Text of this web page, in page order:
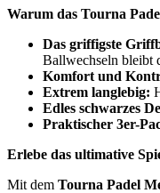
Warum das Tourna
Das griffigste
Ballwechseln bleibt
Komfort und
Extrem langlebig:
Edles schwarzes
Praktischer 3er-
Erlebe das ultimative
Mit dem Tourna Padel